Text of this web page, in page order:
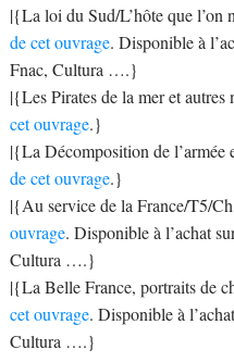
|{La loi du Sud/L’hôte que l’on
de cet ouvrage. Disponible à
Fnac, Cultura ….}
|{Les Pirates de la mer et
cet ouvrage.}
|{La Décomposition de l’armée
de cet ouvrage.}
|{Au service de la France/T5/
ouvrage. Disponible à l’achat
Cultura ….}
|{La Belle France, portraits de
cet ouvrage. Disponible à
Cultura ….}